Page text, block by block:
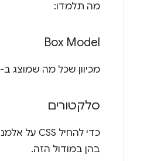
מה תלמדו:
Box Model
מכיוון שכל מה שמוצג ב-CSS הוא תיבה, הבנה של מודל התיבות של CSS היא בסיסית ל-CSS.
סלקטורים
בהן במודול הזה.